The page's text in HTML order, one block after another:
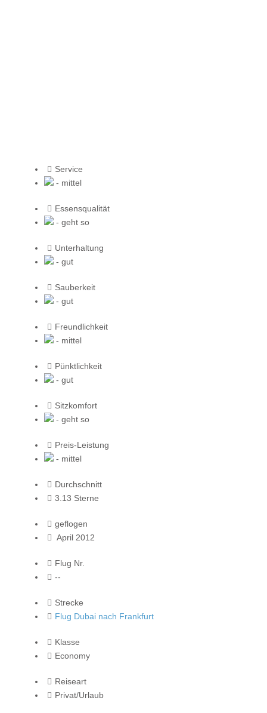
Service
- mittel
Essensqualität
- geht so
Unterhaltung
- gut
Sauberkeit
- gut
Freundlichkeit
- mittel
Pünktlichkeit
- gut
Sitzkomfort
- geht so
Preis-Leistung
- mittel
Durchschnitt
3.13 Sterne
geflogen
April 2012
Flug Nr.
--
Strecke
Flug Dubai nach Frankfurt
Klasse
Economy
Reiseart
Privat/Urlaub